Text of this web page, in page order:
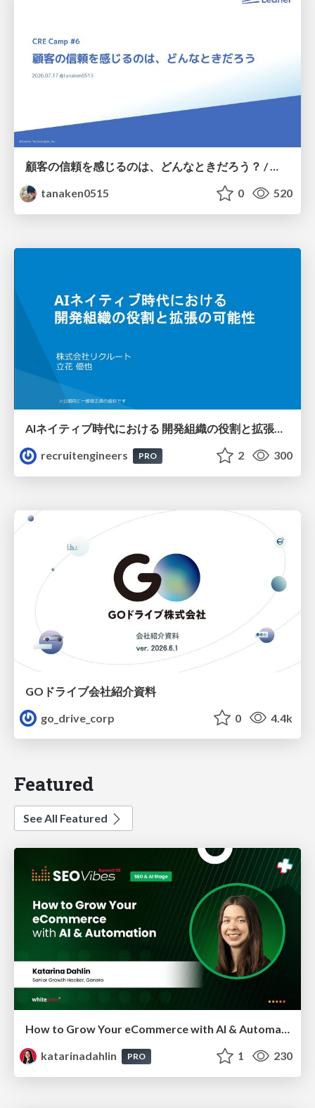
tanaken0515
0 520
AIネイティブ時代における 開発組織の役割と拡張の可能性
recruitengineers
PRO 2 300
GOドライブ会社紹介資料
go_drive_corp
0 4.4k
Featured
See All Featured
How to Grow Your eCommerce with AI & Automation
katarinadahlin
PRO 1 230